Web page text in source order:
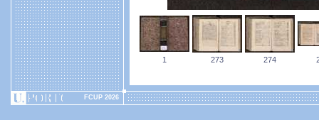
1 273 274
FCUP 2026